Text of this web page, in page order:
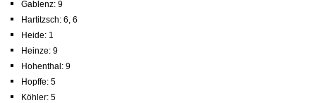
Gablenz: 9
Hartitzsch: 6, 6
Heide: 1
Heinze: 9
Hohenthal: 9
Hopffe: 5
Köhler: 5